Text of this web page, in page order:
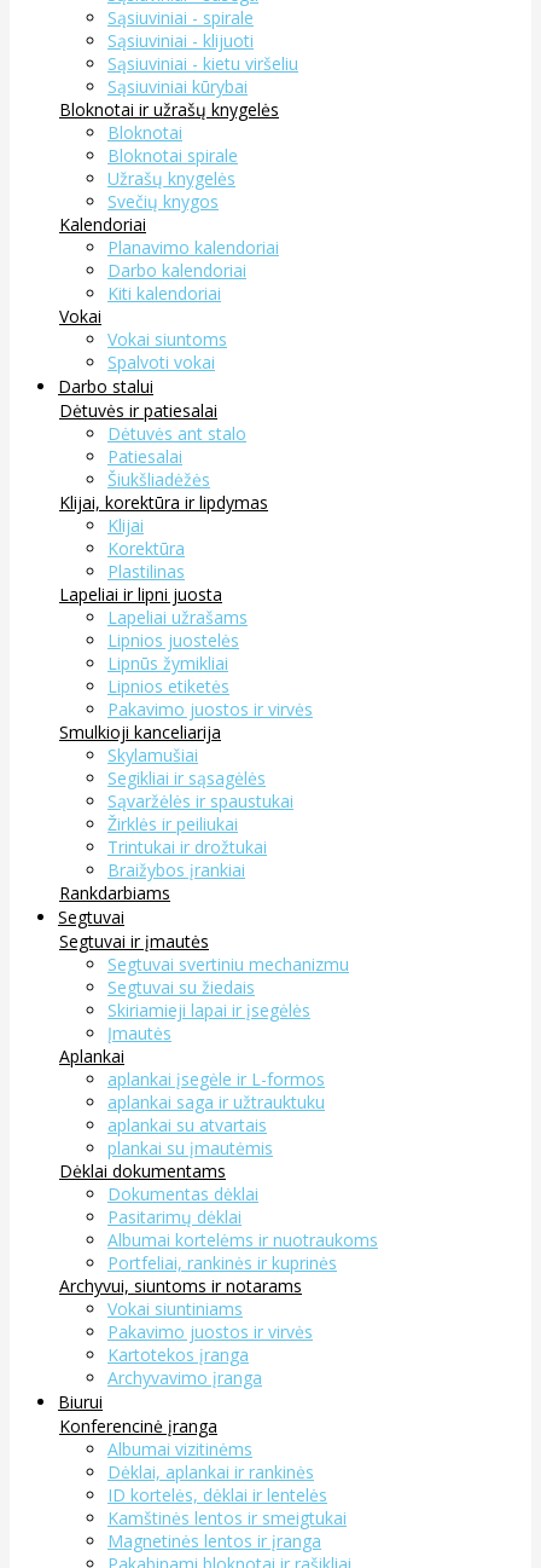
Sąsiuviniai - spirale
Sąsiuviniai - klijuoti
Sąsiuviniai - kietu viršeliu
Sąsiuviniai kūrybai
Bloknotai ir užrašų knygelės
Bloknotai
Bloknotai spirale
Užrašų knygelės
Svečių knygos
Kalendoriai
Planavimo kalendoriai
Darbo kalendoriai
Kiti kalendoriai
Vokai
Vokai siuntoms
Spalvoti vokai
Darbo stalui
Dėtuvės ir patiesalai
Dėtuvės ant stalo
Patiesalai
Šiukšliadėžės
Klijai, korektūra ir lipdymas
Klijai
Korektūra
Plastilinas
Lapeliai ir lipni juosta
Lapeliai užrašams
Lipnios juostelės
Lipnūs žymikliai
Lipnios etiketės
Pakavimo juostos ir virvės
Smulkioji kanceliarija
Skylamušiai
Segikliai ir sąsagėlės
Sąvaržėlės ir spaustukai
Žirklės ir peiliukai
Trintukai ir drožtukai
Braižybos įrankiai
Rankdarbiams
Segtuvai
Segtuvai ir įmautės
Segtuvai svertiniu mechanizmu
Segtuvai su žiedais
Skiriamieji lapai ir įsegėlės
Įmautės
Aplankai
aplankai įsegėle ir L-formos
aplankai saga ir užtrauktuku
aplankai su atvartais
plankai su įmautėmis
Dėklai dokumentams
Dokumentas dėklai
Pasitarimų dėklai
Albumai kortelėms ir nuotraukoms
Portfeliai, rankinės ir kuprinės
Archyvui, siuntoms ir notarams
Vokai siuntiniams
Pakavimo juostos ir virvės
Kartotekos įranga
Archyvavimo įranga
Biurui
Konferencinė įranga
Albumai vizitinėms
Dėklai, aplankai ir rankinės
ID kortelės, dėklai ir lentelės
Kamštinės lentos ir smeigtukai
Magnetinės lentos ir įranga
Pakabinami bloknotai ir rašikliai